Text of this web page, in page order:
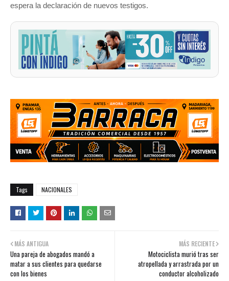
espera la declaración de nuevos testigos.
Tags NACIONALES
MÁS RECIENTE
Motociclista murió tras ser
atropellada y arrastrada por un
conductor alcoholizado
MÁS ANTIGUA
Una pareja de abogados mandó a
matar a sus clientes para quedarse
con los bienes